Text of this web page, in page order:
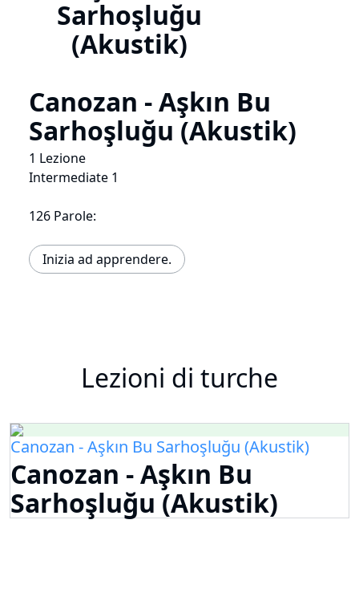
Sarhoşluğu
(Akustik)
Canozan - Aşkın Bu
Sarhoşluğu (Akustik)
1 Lezione
Intermediate 1
126 Parole:
Inizia ad apprendere.
Lezioni di turche
Canozan - Aşkın Bu Sarhoşluğu (Akustik)
Canozan - Aşkın Bu
Sarhoşluğu (Akustik)